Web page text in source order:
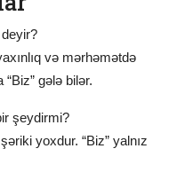
deyir?
və mərhəmətdə
gələ bilər.
şeydirmi?
yoxdur. “Biz” yalnız